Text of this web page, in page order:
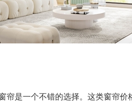
是一个不错的选择。这类窗帘价